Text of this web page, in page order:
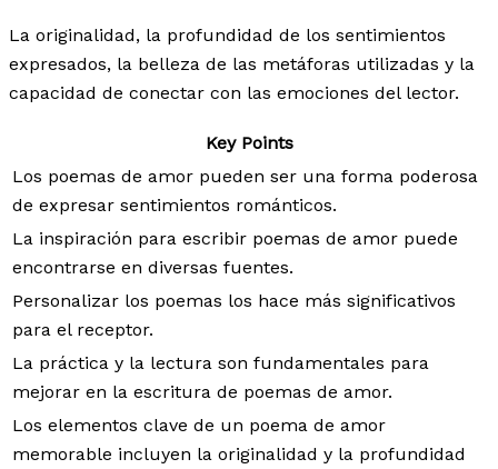
La originalidad, la profundidad de los sentimientos
expresados, la belleza de las metáforas utilizadas y la
capacidad de conectar con las emociones del lector.
Key Points
Los poemas de amor pueden ser una forma poderosa
de expresar sentimientos románticos.
La inspiración para escribir poemas de amor puede
encontrarse en diversas fuentes.
Personalizar los poemas los hace más significativos
para el receptor.
La práctica y la lectura son fundamentales para
mejorar en la escritura de poemas de amor.
Los elementos clave de un poema de amor
memorable incluyen la originalidad y la profundidad